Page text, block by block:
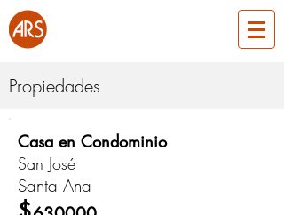
Propiedades
Casa en Condominio
San José
Santa Ana